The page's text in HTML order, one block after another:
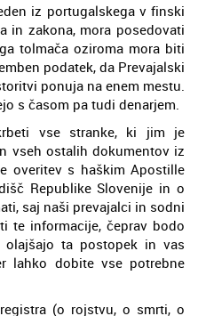
iz portugalskega v finski
in zakona, mora posedovati
tolmača oziroma mora biti
podatek, da Prevajalski
ponuja na enem mestu.
s časom pa tudi denarjem.
vse stranke, ki jim je
vseh ostalih dokumentov iz
overitev s haškim Apostille
Republike Slovenije in o
saj naši prevajalci in sodni
te informacije, čeprav bodo
ta postopek in vas
lahko dobite vse potrebne
(o rojstvu, o smrti, o